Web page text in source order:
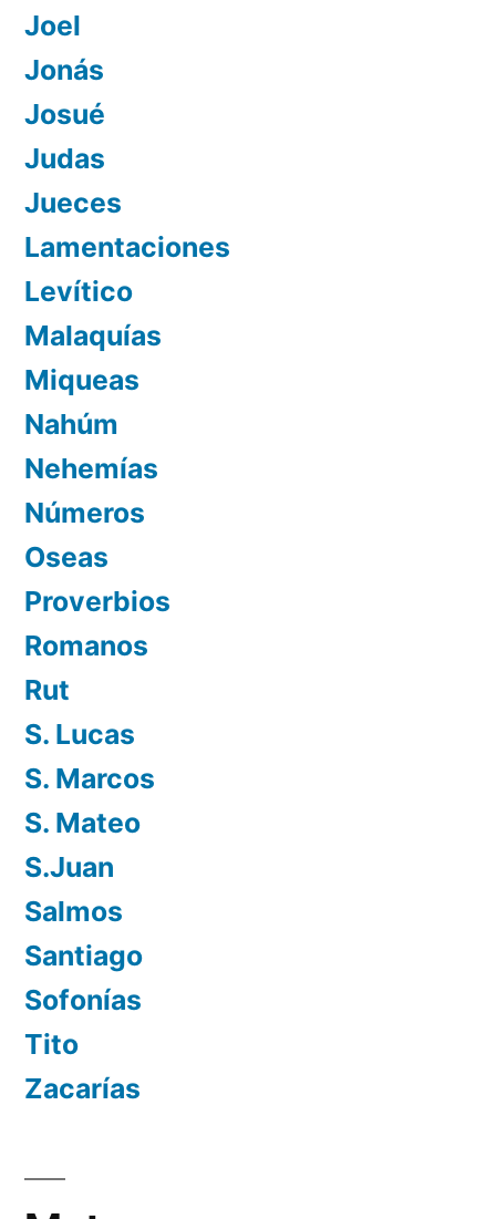
Joel
Jonás
Josué
Judas
Jueces
Lamentaciones
Levítico
Malaquías
Miqueas
Nahúm
Nehemías
Números
Oseas
Proverbios
Romanos
Rut
S. Lucas
S. Marcos
S. Mateo
S.Juan
Salmos
Santiago
Sofonías
Tito
Zacarías